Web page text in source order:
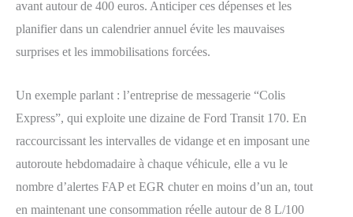
avant autour de 400 euros. Anticiper ces dépenses et les
planifier dans un calendrier annuel évite les mauvaises
surprises et les immobilisations forcées.
Un exemple parlant : l’entreprise de messagerie “Colis
Express”, qui exploite une dizaine de Ford Transit 170. En
raccourcissant les intervalles de vidange et en imposant une
autoroute hebdomadaire à chaque véhicule, elle a vu le
nombre d’alertes FAP et EGR chuter en moins d’un an, tout
en maintenant une consommation réelle autour de 8 L/100